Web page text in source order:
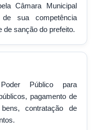
Câmara Municipal
sua competência
sanção do prefeito.
Público para
pagamento de
contratação de